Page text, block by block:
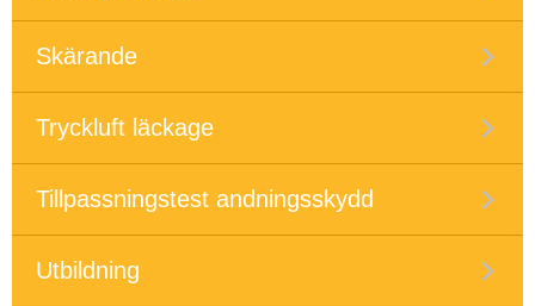
Skärande
Tryckluft läckage
Tillpassningstest andningsskydd
Utbildning